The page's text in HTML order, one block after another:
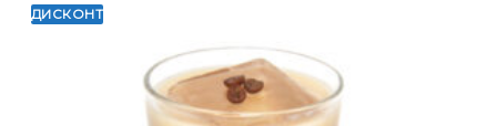
ДИСКОНТ